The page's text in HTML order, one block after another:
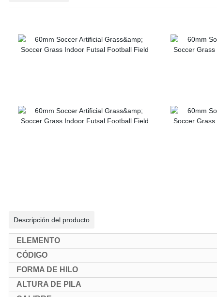
Descripción del producto
ELEMENTO
CÓDIGO
FORMA DE HILO
ALTURA DE PILA